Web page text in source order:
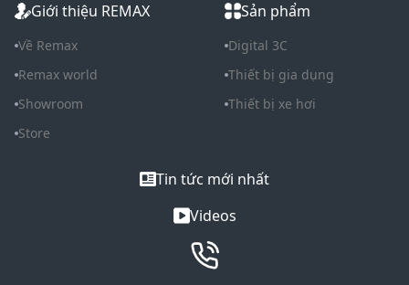
Giới thiệu REMAX
Về Remax
Remax world
Showroom
Store
Sản phẩm
Digital 3C
Thiết bị gia dụng
Thiết bị xe hơi
Tin tức mới nhất
Videos